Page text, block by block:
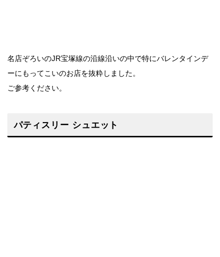
名店ぞろいのJR宝塚線の沿線沿いの中で特にバレンタインデ
ーにもってこいのお店を抜粋しました。
ご参考ください。
パティスリー シュエット